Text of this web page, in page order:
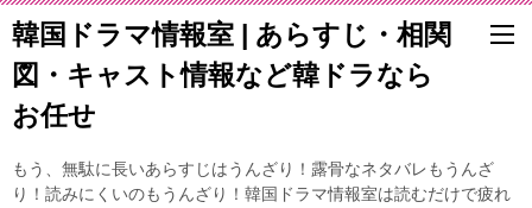
韓国ドラマ情報室 | あらすじ・相関
図・キャスト情報など韓ドラなら
お任せ
もう、無駄に長いあらすじはうんざり！露骨なネタバレもうんざ
り！読みにくいのもうんざり！韓国ドラマ情報室は読むだけで疲れ